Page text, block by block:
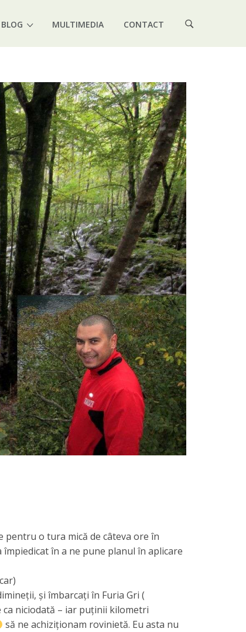
BLOG MULTIMEDIA CONTACT
pentru o tura mică de câteva ore în
în a ne pune planul în aplicare
și îmbarcați în Furia Gri (
niciodată – iar puținii kilometri
să ne achiziționam rovinietă. Eu asta nu